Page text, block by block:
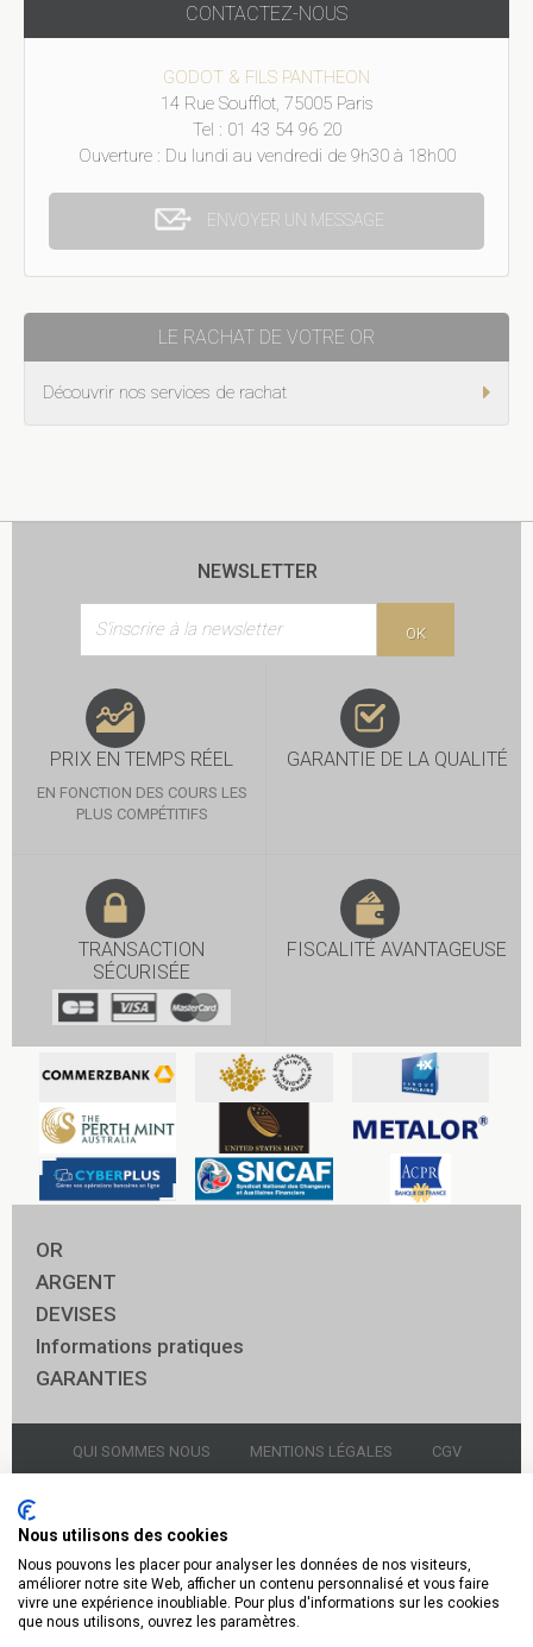
CONTACTEZ-NOUS
GODOT & FILS PANTHEON
14 Rue Soufflot, 75005 Paris
Tel : 01 43 54 96 20
Ouverture : Du lundi au vendredi de 9h30 à 18h00
ENVOYER UN MESSAGE
LE RACHAT DE VOTRE OR
Découvrir nos services de rachat
NEWSLETTER
OK
PRIX EN TEMPS RÉEL
EN FONCTION DES COURS LES
PLUS COMPÉTITIFS
GARANTIE DE LA QUALITÉ
TRANSACTION
SÉCURISÉE
FISCALITÉ AVANTAGEUSE
OR
ARGENT
DEVISES
Informations pratiques
GARANTIES
QUI SOMMES NOUS MENTIONS LÉGALES CGV
© 2021 Godot & Fils Panthéon
Or Argent 14 rue soufflot 75005 Paris 01.43.54.96.20
Nous utilisons des cookies
Nous pouvons les placer pour analyser les données de nos visiteurs,
améliorer notre site Web, afficher un contenu personnalisé et vous faire
vivre une expérience inoubliable. Pour plus d'informations sur les cookies
que nous utilisons, ouvrez les paramètres.